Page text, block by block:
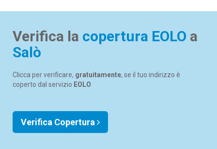
Verifica la copertura EOLO a
Salò
Clicca per verificare, gratuitamente, se il tuo indirizzo è
coperto dal servizio EOLO
Verifica Copertura